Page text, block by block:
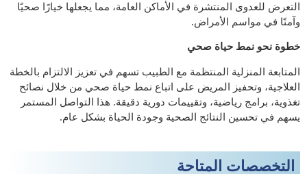
التعرض للعدوى المنتشرة في الأماكن العامة، مما يجعلها خيارًا صحيًا
وآمنًا في مواسم الأمراض.
خطوة نحو نمط حياة صحي
المتابعة المنزلية المنتظمة مع الطبيب تسهم في تعزيز الالتزام بالخطة
العلاجية، وتحفيز المريض على اتباع نمط حياة صحي من خلال نصائح
تغذوية، برامج رياضية، وتقييمات دورية دقيقة. هذا التواصل المستمر
يسهم في تحسين النتائج الصحية وجودة الحياة بشكل عام.
التخصصات المتاحة